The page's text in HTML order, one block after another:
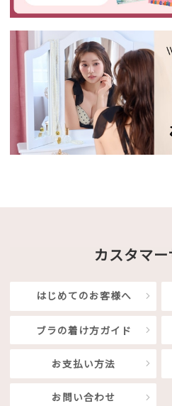
カスタマ
はじめてのお客様へ
ブラの着け方ガイド
お支払い方法
お問い合わせ